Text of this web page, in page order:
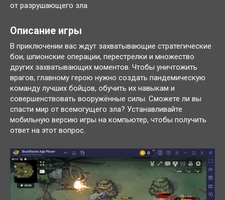
от разрушающего зла.
Описание игры
В приключении вас ждут захватывающие стратегические
бои, шпионские операции, перестрелки и множество
других захватывающих моментов. Чтобы уничтожить
врагов, главному герою нужно создать пандемическую
команду лучших бойцов, обучить их навыкам и
совершенствовать вооружённые силы. Сможете ли вы
спасти мир от всемогущего зла? Устанавливайте
мобильную версию игры на компьютер, чтобы получить
ответ на этот вопрос.